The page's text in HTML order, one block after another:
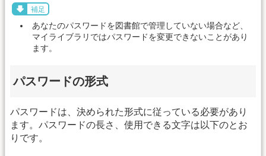
補足
あなたのパスワードを図書館で管理していない場合など、
マイライブラリではパスワードを変更できないことがあり
ます。
パスワードの形式
パスワードは、決められた形式に従っている必要があり
ます。パスワードの長さ、使用できる文字は以下のとお
りです。